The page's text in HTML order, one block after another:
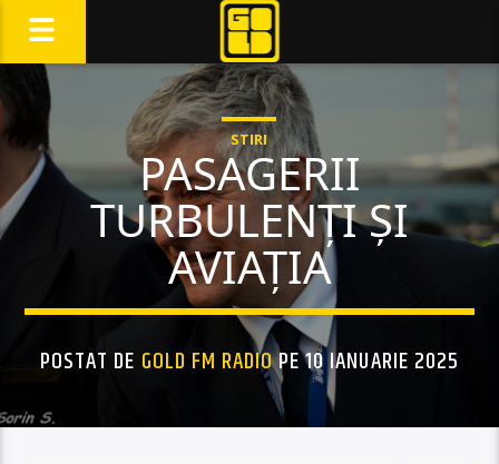
STIRI
PASAGERII
TURBULENȚI ȘI
AVIAȚIA
POSTAT DE GOLD FM RADIOPE 10 IANUARIE 2025